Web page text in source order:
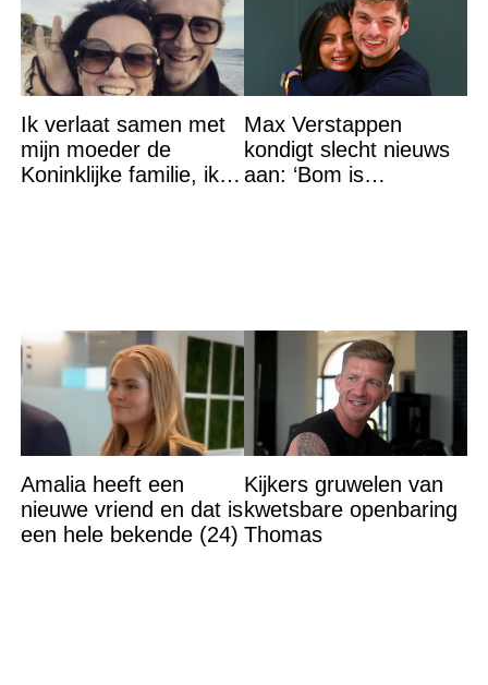
Ik verlaat samen met
mijn moeder de
Koninklijke familie, ik
Max Verstappen
kondigt slecht nieuws
aan: ‘Bom is
Amalia heeft een
nieuwe vriend en dat is
een hele bekende (24)
Kijkers gruwelen van
kwetsbare openbaring
Thomas